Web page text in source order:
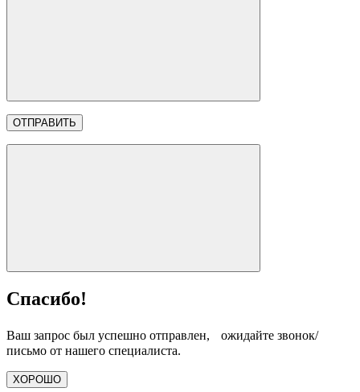
Спасибо!
Ваш запрос был успешно отправлен, ожидайте звонок/
письмо от нашего специалиста.
ХОРОШО